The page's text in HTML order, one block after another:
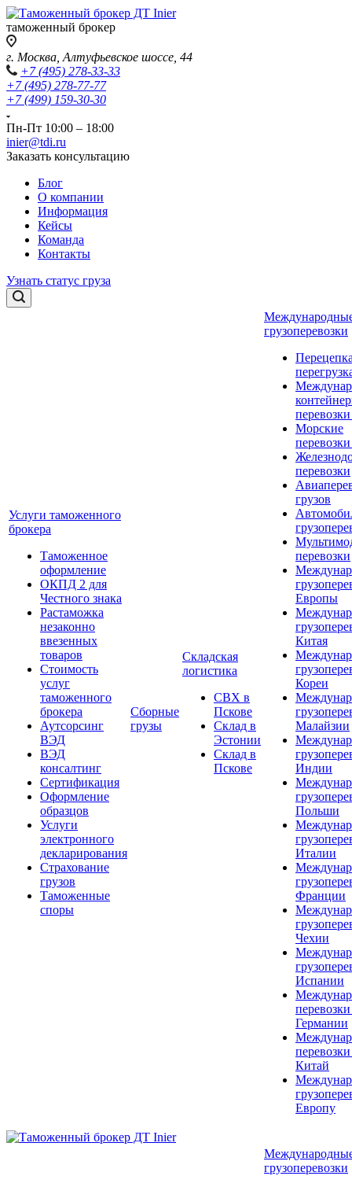
таможенный брокер
г. Москва, Алтуфьевское шоссе, 44
+7 (495) 278-33-33
+7 (495) 278-77-77
+7 (499) 159-30-30
Пн-Пт 10:00 – 18:00
inier@tdi.ru
Заказать консультацию
Блог
О компании
Информация
Кейсы
Команда
Контакты
Узнать статус груза
Услуги таможенного
брокера
Таможенное
оформление
ОКПД 2 для
Честного знака
Растаможка
незаконно
ввезенных
товаров
Стоимость
услуг
таможенного
брокера
Аутсорсинг
ВЭД
ВЭД
консалтинг
Сертификация
Оформление
образцов
Услуги
электронного
декларирования
Страхование
грузов
Таможенные
споры
Сборные
грузы
Складская
логистика
СВХ в
Пскове
Склад в
Эстонии
Склад в
Пскове
грузоперевозки
Морские
перевозки
грузов
перевозки
Европы
Китая
Кореи
Малайзии
Индии
Польши
Италии
Франции
Чехии
Испании
Германии
Китай
Европу
грузоперевозки